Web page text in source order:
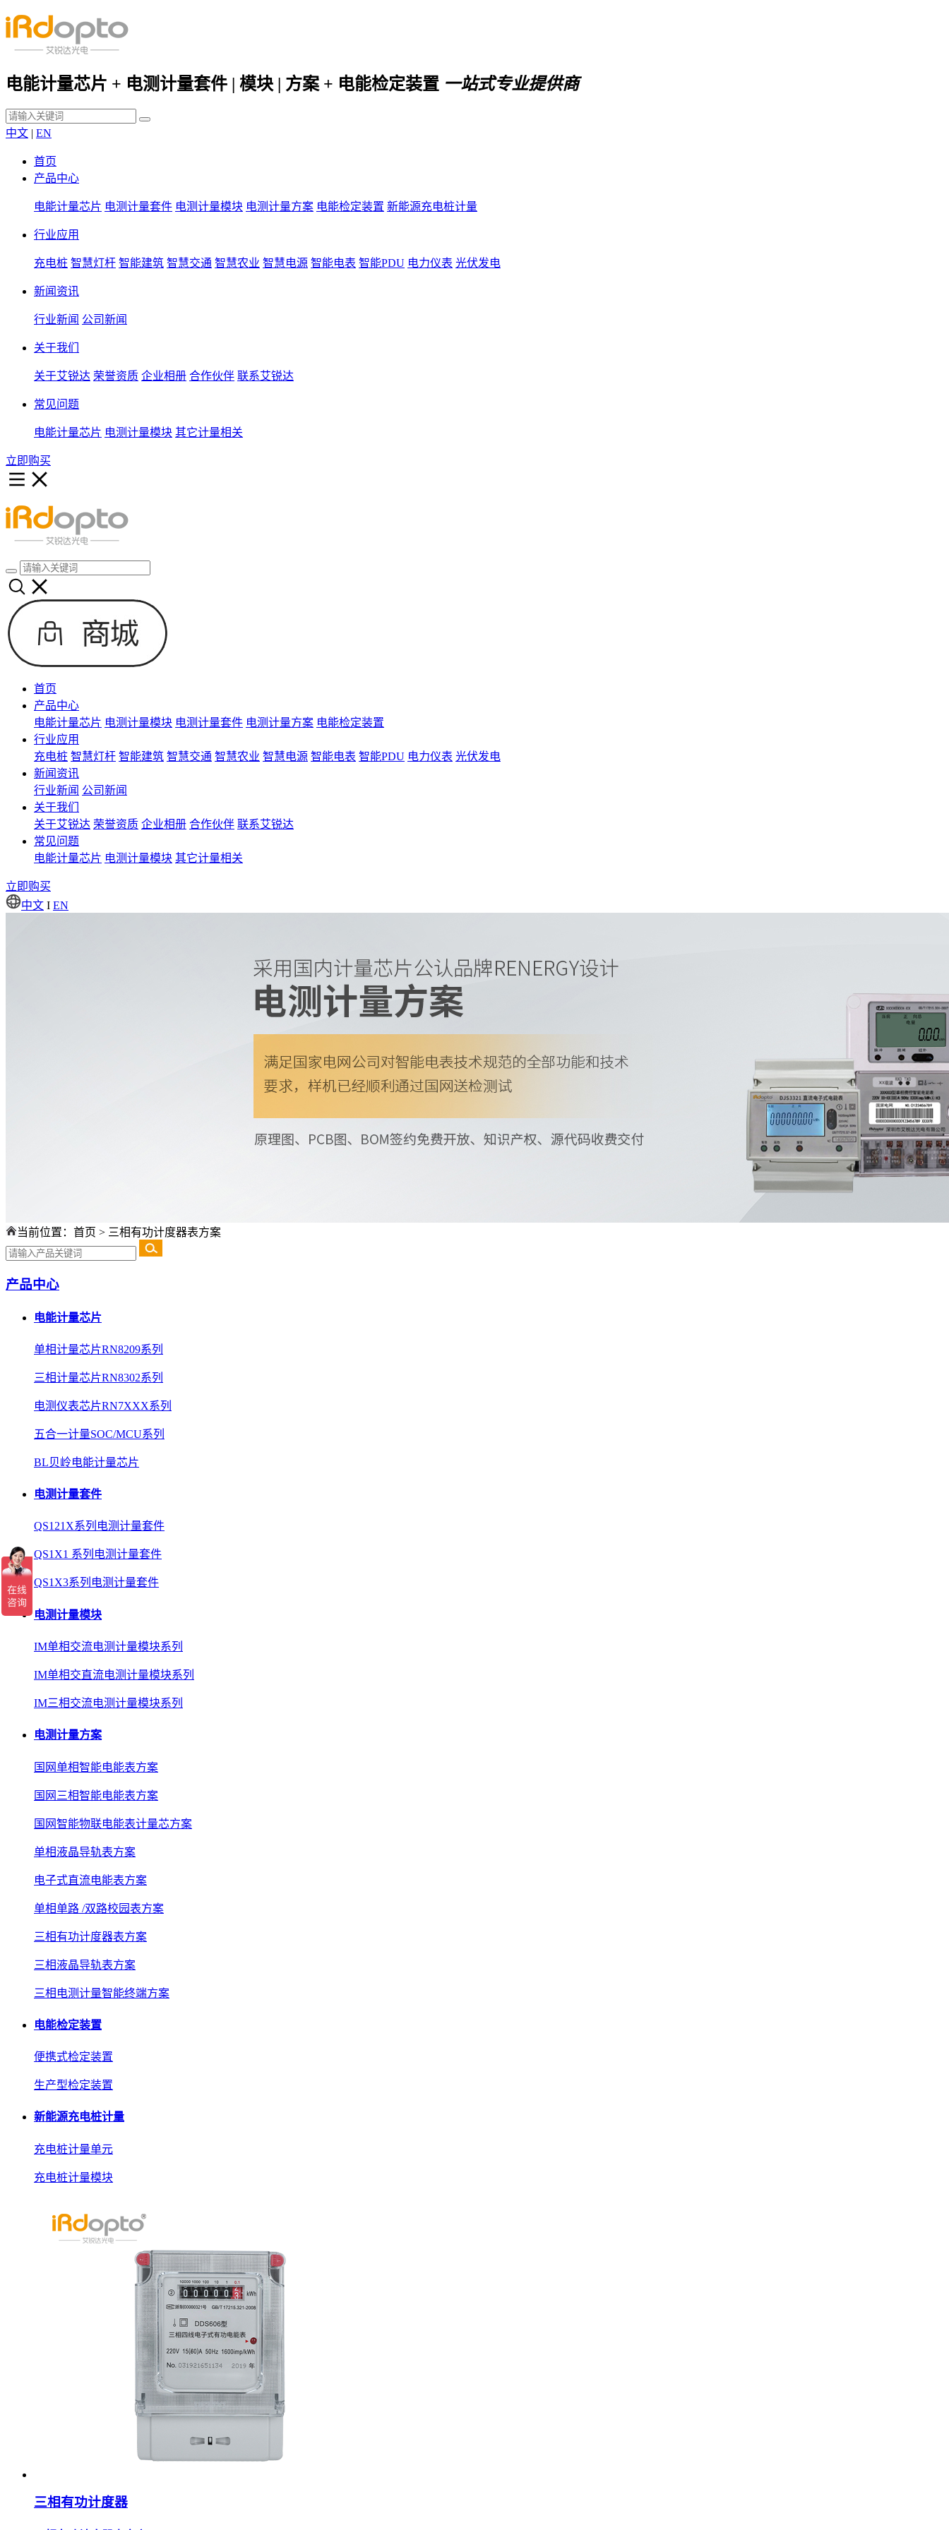
电能计量芯片 + 电测计量套件 | 模块 | 方案 + 电能检定装置 一站式专业提供商
中文 | EN
首页
产品中心
电能计量芯片 电测计量套件 电测计量模块 电测计量方案 电能检定装置 新能源充电桩计量
行业应用
充电桩 智慧灯杆 智能建筑 智慧交通 智慧农业 智慧电源 智能电表 智能PDU 电力仪表 光伏发电
新闻资讯
行业新闻 公司新闻
关于我们
关于艾锐达 荣誉资质 企业相册 合作伙伴 联系艾锐达
常见问题
电能计量芯片 电测计量模块 其它计量相关
立即购买
首页
产品中心
电能计量芯片 电测计量模块 电测计量套件 电测计量方案 电能检定装置
行业应用
充电桩 智慧灯杆 智能建筑 智慧交通 智慧农业 智慧电源 智能电表 智能PDU 电力仪表 光伏发电
新闻资讯
行业新闻 公司新闻
关于我们
关于艾锐达 荣誉资质 企业相册 合作伙伴 联系艾锐达
常见问题
电能计量芯片 电测计量模块 其它计量相关
立即购买
中文 I EN
当前位置： 首页 > 三相有功计度器表方案
产品中心
电能计量芯片
单相计量芯片RN8209系列
三相计量芯片RN8302系列
电测仪表芯片RN7XXX系列
五合一计量SOC/MCU系列
BL贝岭电能计量芯片
电测计量套件
QS121X系列电测计量套件
QS1X1 系列电测计量套件
QS1X3系列电测计量套件
电测计量模块
IM单相交流电测计量模块系列
IM单相交直流电测计量模块系列
IM三相交流电测计量模块系列
电测计量方案
国网单相智能电能表方案
国网三相智能电能表方案
国网智能物联电能表计量芯方案
单相液晶导轨表方案
电子式直流电能表方案
单相单路 /双路校园表方案
三相有功计度器表方案
三相液晶导轨表方案
三相电测计量智能终端方案
电能检定装置
便携式检定装置
生产型检定装置
新能源充电桩计量
充电桩计量单元
充电桩计量模块
三相有功计度器